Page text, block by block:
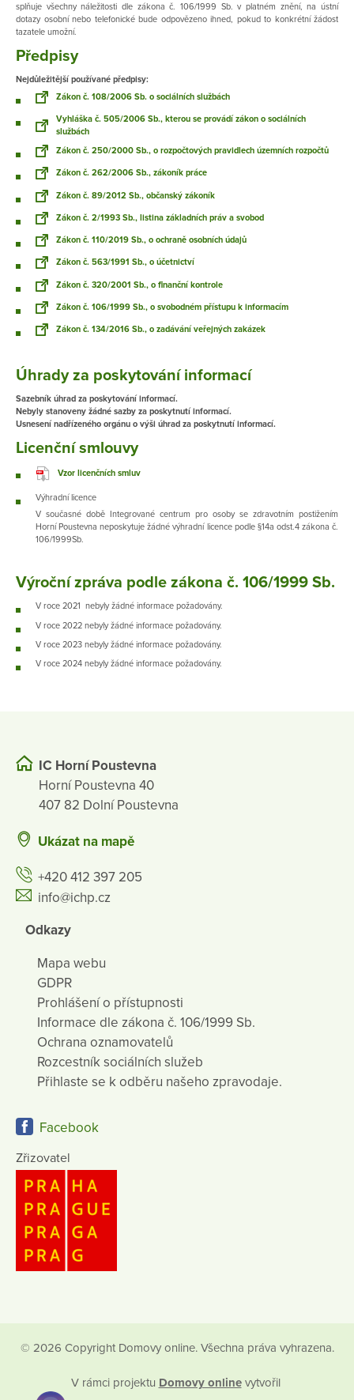
splňuje všechny náležitosti dle zákona č. 106/1999 Sb. v platném znění, na ústní
dotazy osobní nebo telefonické bude odpovězeno ihned, pokud to konkrétní žádost
tazatele umožní.
Předpisy
Nejdůležitější používané předpisy:
Zákon č. 108/2006 Sb. o sociálních službách
Vyhláška č. 505/2006 Sb., kterou se provádí zákon o sociálních
službách
Zákon č. 250/2000 Sb., o rozpočtových pravidlech územních rozpočtů
Zákon č. 262/2006 Sb., zákoník práce
Zákon č. 89/2012 Sb., občanský zákoník
Zákon č. 2/1993 Sb., listina základních práv a svobod
Zákon č. 110/2019 Sb., o ochraně osobních údajů
Zákon č. 563/1991 Sb., o účetnictví
Zákon č. 320/2001 Sb., o finanční kontrole
Zákon č. 106/1999 Sb., o svobodném přístupu k informacím
Zákon č. 134/2016 Sb., o zadávání veřejných zakázek
Úhrady za poskytování informací
Sazebník úhrad za poskytování informací.
Nebyly stanoveny žádné sazby za poskytnutí informací.
Usnesení nadřízeného orgánu o výši úhrad za poskytnutí informací.
Licenční smlouvy
Vzor licenčních smluv
Výhradní licence
V současné době Integrované centrum pro osoby se zdravotním postižením
Horní Poustevna​ neposkytuje žádné výhradní licence podle §14a odst.4 zákona č.
106/1999Sb.
Výroční zpráva podle zákona č. 106/1999 Sb.
V roce 2021 nebyly žádné informace požadovány.
V roce 2022 nebyly žádné informace požadovány.
V roce 2023 nebyly žádné informace požadovány.
V roce 2024 nebyly žádné informace požadovány.
IC Horní Poustevna
Horní Poustevna 40
407 82 Dolní Poustevna
Ukázat na mapě
+420 412 397 205
info@ichp.cz
Odkazy
Mapa webu
GDPR
Prohlášení o přístupnosti
Informace dle zákona č. 106/1999 Sb.
Ochrana oznamovatelů
Rozcestník sociálních služeb
Přihlaste se k odběru našeho zpravodaje.
Facebook
Zřizovatel
© 2026 Copyright Domovy online. Všechna práva vyhrazena.
V rámci projektu Domovy onlinevytvořil